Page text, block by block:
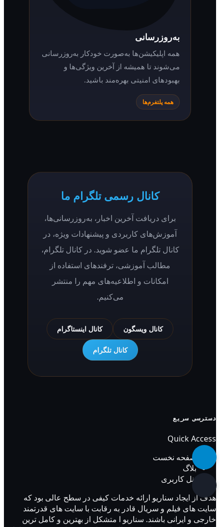
به‌روزرسانی
همه اپلیکیشن‌ها به‌صورت خودکار به‌روزرسانی
می‌شوند تا همیشه از آخرین ویژگی‌ها و
بهبودهای امنیتی بهره‌مند باشید.
همه پلتفرم‌ها
کانال رسمی تلگرام ما
برای دریافت آخرین اخبار، به‌روزرسانی‌ها،
آموزش‌های کاربردی و پیشنهادات ویژه، در
کانال تلگرام ما عضو شوید. در کانال تلگرام،
مطالب آموزشی، ترفندهای استفاده از
امکانات و اطلاعیه‌های مهم را منتشر
می‌کنیم.
کانال ویسگون کانال اینستاگرام
کانال تلگرام
دسترسی سریع
Quick Access
صفحه نخست
بلاگ
پنل کاربری
هدف از ایجاد سناریو ارائه خدمات کیفی در سطح عالی بود که
سایت های فیلم و سریال قادر به رقابت با سایت های قدرتمند
خارجی و ایرانی باشند. سناریو ا متشکل از بهترین و کامل ترین